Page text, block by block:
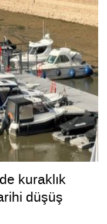
kuraklık
düşüş